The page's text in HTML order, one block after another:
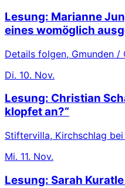
Lesung: Marianne
eines womöglich
Details folgen, Gmunden /
Di. 10. Nov.
Lesung: Christian
klopfet an?“
Stiftervilla, Kirchschlag
Mi. 11. Nov.
Lesung: Sarah